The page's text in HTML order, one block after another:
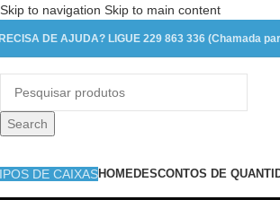
Skip to navigation Skip to main content
DE AJUDA? LIGUE 229 863 336 (Chamada
Search
DE CAIXASHOMEDESCONTOS DE